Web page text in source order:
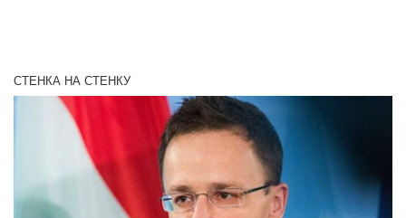
СТЕНКА НА СТЕНКУ